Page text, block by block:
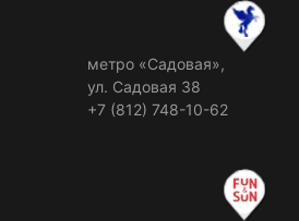
метро «Садовая»,
ул. Садовая 38
+7 (812) 748-10-62